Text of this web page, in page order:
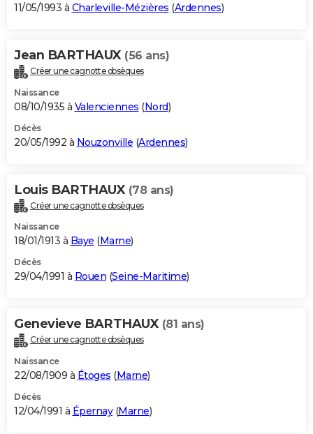
11/05/1993 à Charleville-Mézières (Ardennes)
Jean BARTHAUX (56 ans)
Créer une cagnotte obsèques
Naissance
08/10/1935 à Valenciennes (Nord)
Décès
20/05/1992 à Nouzonville (Ardennes)
Louis BARTHAUX (78 ans)
Créer une cagnotte obsèques
Naissance
18/01/1913 à Baye (Marne)
Décès
29/04/1991 à Rouen (Seine-Maritime)
Genevieve BARTHAUX (81 ans)
Créer une cagnotte obsèques
Naissance
22/08/1909 à Étoges (Marne)
Décès
12/04/1991 à Épernay(Marne)